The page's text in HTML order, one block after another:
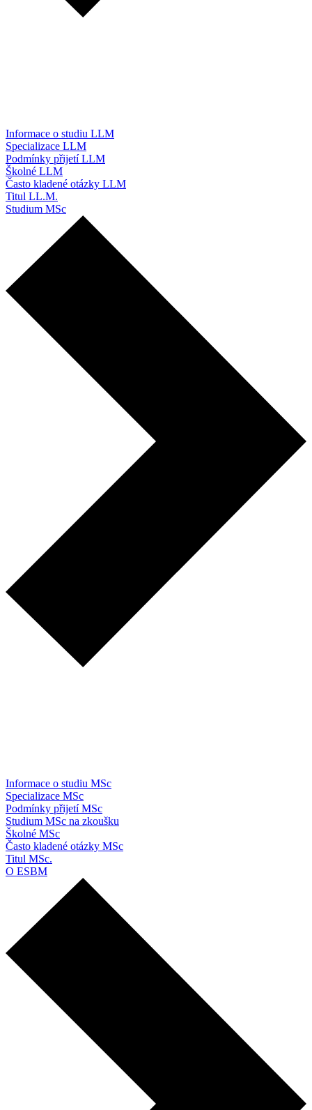
Informace o studiu LLM
Specializace LLM
Podmínky přijetí LLM
Školné LLM
Často kladené otázky LLM
Titul LL.M.
Studium MSc
Informace o studiu MSc
Specializace MSc
Podmínky přijetí MSc
Studium MSc na zkoušku
Školné MSc
Často kladené otázky MSc
Titul MSc.
O ESBM